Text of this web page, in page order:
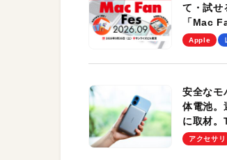
て・試せ
「Mac
を、9月
Apple
安全なモ
体電池。
に取材
Pro」の
アクセサリ